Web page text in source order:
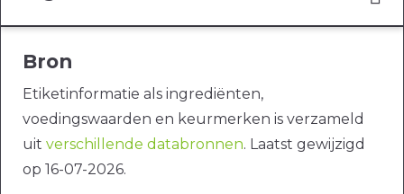
Bron
Etiketinformatie als ingrediënten,
voedingswaarden en keurmerken is verzameld
uit verschillende databronnen. Laatst gewijzigd
op 16-07-2026.